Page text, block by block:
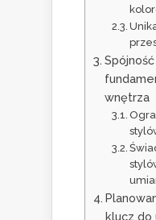
wnętrza
klucz do